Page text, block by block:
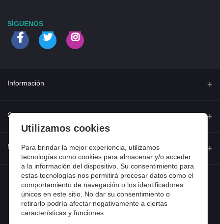
SÍGUENOS
Información
Quienes somos
Contacta con nosotros
Dónde estamos
Preguntas frecuentes
Entradas de blog
Contacto
Dirección
Calle Ferraz 42, Madrid
Teléfono
918 13 81 81
Email
Mi cuenta
Iniciar sesión
Historial de pedidos
Mi lista de compra
Utilizamos cookies
Para brindar la mejor experiencia, utilizamos
tecnologías como cookies para almacenar y/o acceder
a la información del dispositivo. Su consentimiento para
estas tecnologías nos permitirá procesar datos como el
comportamiento de navegación o los identificadores
únicos en este sitio. No dar su consentimiento o
retirarlo podría afectar negativamente a ciertas
características y funciones.